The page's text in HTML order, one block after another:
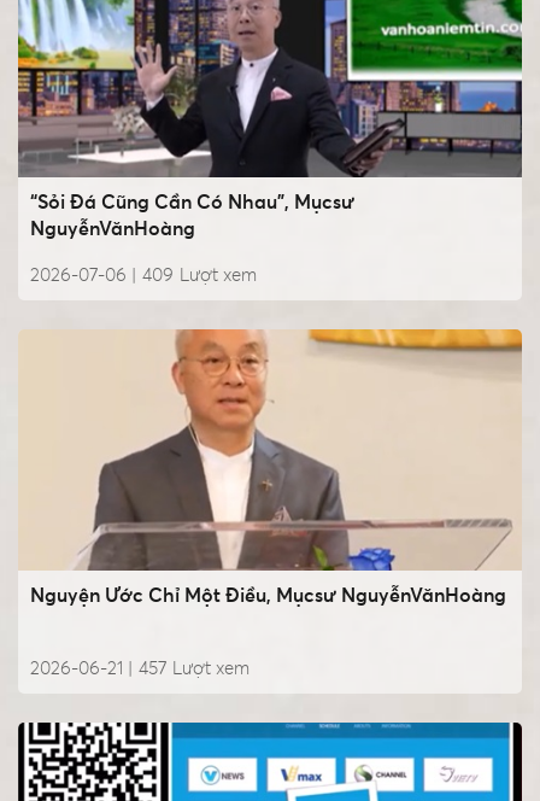
“Sỏi Đá Cũng Cần Có Nhau”, Mụcsư
NguyễnVănHoàng
2026-07-06 | Lượt xem
409
Nguyện Ước Chỉ Một Điều, Mụcsư NguyễnVănHoàng
2026-06-21 | Lượt xem
457